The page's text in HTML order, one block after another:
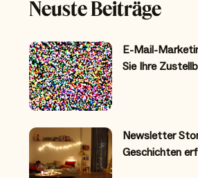
Neuste Beiträge
E-Mail-
Sie Ihre
Newsletter
Geschichten